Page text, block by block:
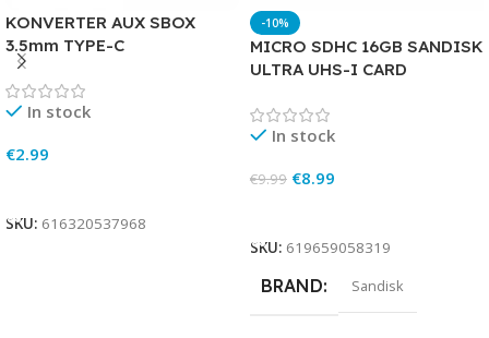
KONVERTER AUX SBOX
3.5mm TYPE-C
In stock
€2.99
SKU: 616320537968
-10%
MICRO SDHC 16GB SANDISK
ULTRA UHS-I CARD
In stock
€9.99 €8.99
SKU: 619659058319
BRAND Sandisk